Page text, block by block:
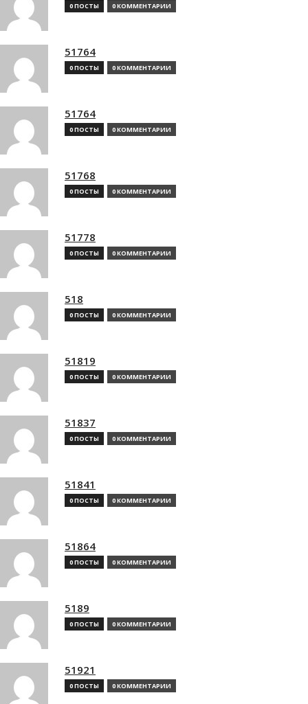
0 ПОСТЫ 0 КОММЕНТАРИИ
51764
0 ПОСТЫ 0 КОММЕНТАРИИ
51764
0 ПОСТЫ 0 КОММЕНТАРИИ
51768
0 ПОСТЫ 0 КОММЕНТАРИИ
51778
0 ПОСТЫ 0 КОММЕНТАРИИ
518
0 ПОСТЫ 0 КОММЕНТАРИИ
51819
0 ПОСТЫ 0 КОММЕНТАРИИ
51837
0 ПОСТЫ 0 КОММЕНТАРИИ
51841
0 ПОСТЫ 0 КОММЕНТАРИИ
51864
0 ПОСТЫ 0 КОММЕНТАРИИ
5189
0 ПОСТЫ 0 КОММЕНТАРИИ
51921
0 ПОСТЫ 0 КОММЕНТАРИИ